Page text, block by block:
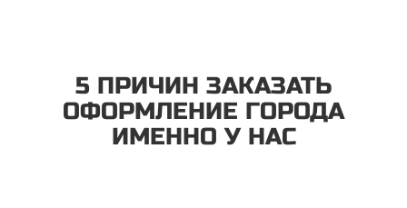
5 ПРИЧИН ЗАКАЗАТЬ
ОФОРМЛЕНИЕ ГОРОДА
ИМЕННО У НАС